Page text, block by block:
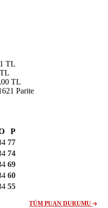
TL
TL
TL
Parite
P
77
74
69
60
55
TÜM PUAN DURUMU